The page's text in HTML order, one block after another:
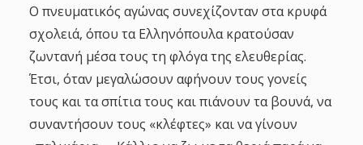
Ο πνευματικός αγώνας συνεχίζονταν στα κρυφά
σχολειά, όπου τα Ελληνόπουλα κρατούσαν
ζωντανή μέσα τους τη φλόγα της ελευθερίας.
Έτσι, όταν μεγαλώσουν αφήνουν τους γονείς
τους και τα σπίτια τους και πιάνουν τα βουνά, να
συναντήσουν τους «κλέφτες» και να γίνουν